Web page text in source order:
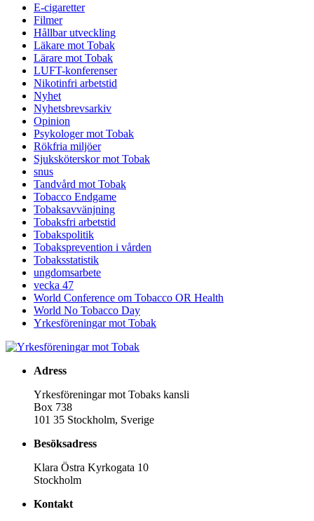
E-cigaretter
Filmer
Hållbar utveckling
Läkare mot Tobak
Lärare mot Tobak
LUFT-konferenser
Nikotinfri arbetstid
Nyhet
Nyhetsbrevsarkiv
Opinion
Psykologer mot Tobak
Rökfria miljöer
Sjuksköterskor mot Tobak
snus
Tandvård mot Tobak
Tobacco Endgame
Tobaksavvänjning
Tobaksfri arbetstid
Tobakspolitik
Tobaksprevention i vården
Tobaksstatistik
ungdomsarbete
vecka 47
World Conference om Tobacco OR Health
World No Tobacco Day
Yrkesföreningar mot Tobak
Adress
Yrkesföreningar mot Tobaks kansli
Box 738
101 35 Stockholm, Sverige
Besöksadress
Klara Östra Kyrkogata 10
Stockholm
Kontakt